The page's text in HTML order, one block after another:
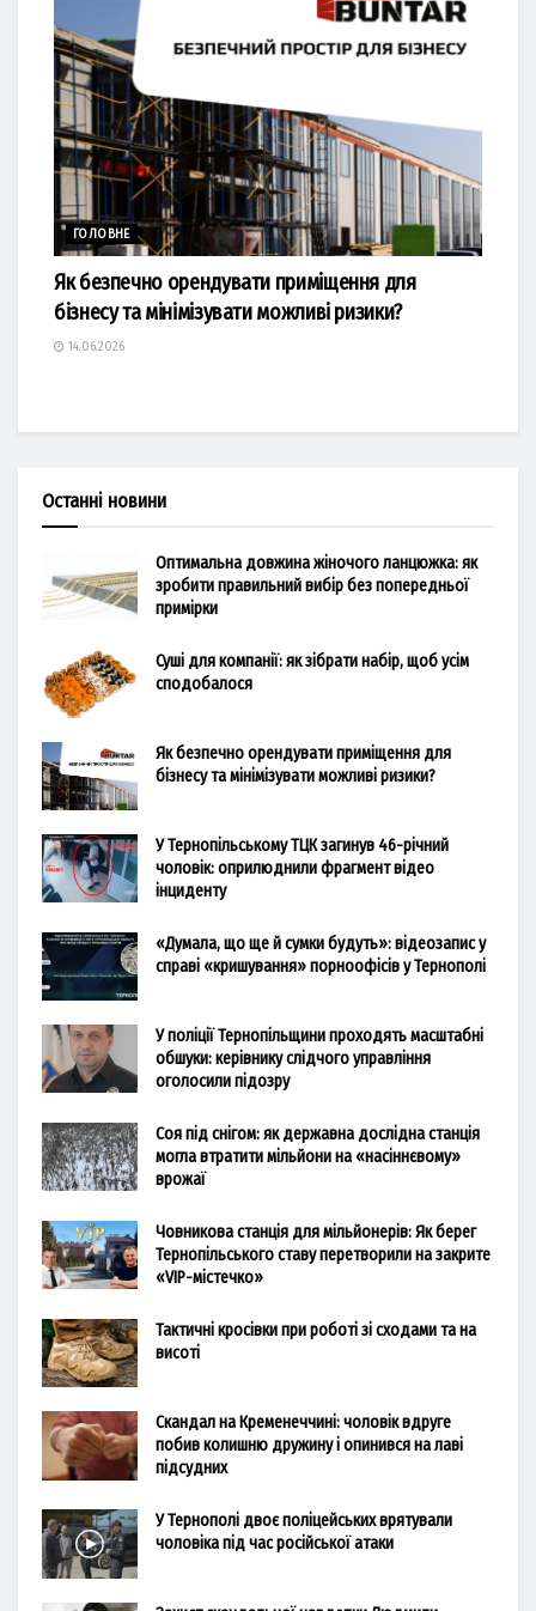
ГОЛОВНЕ
Як безпечно орендувати приміщення для
бізнесу та мінімізувати можливі ризики?
14.06.2026
Останні новини
Оптимальна довжина жіночого ланцюжка: як
зробити правильний вибір без попередньої
примірки
Суші для компанії: як зібрати набір, щоб усім
сподобалося
Як безпечно орендувати приміщення для
бізнесу та мінімізувати можливі ризики?
У Тернопільському ТЦК загинув 46-річний
чоловік: оприлюднили фрагмент відео
інциденту
«Думала, що ще й сумки будуть»: відеозапис у
справі «кришування» порноофісів у Тернополі
У поліції Тернопільщини проходять масштабні
обшуки: керівнику слідчого управління
оголосили підозру
Соя під снігом: як державна дослідна станція
могла втратити мільйони на «насіннєвому»
врожаї
Човникова станція для мільйонерів: Як берег
Тернопільського ставу перетворили на закрите
«VIP-містечко»
Тактичні кросівки при роботі зі сходами та на
висоті
Скандал на Кременеччині: чоловік вдруге
побив колишню дружину і опинився на лаві
підсудних
У Тернополі двоє поліцейських врятували
чоловіка під час російської атаки